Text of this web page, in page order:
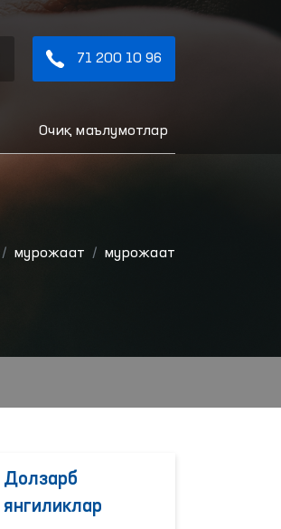
71 200 10 96
Очиқ маълумотлар
мурожаат мурожаат
Долзарб
янгиликлар